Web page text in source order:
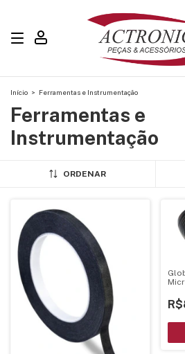
Início > Ferramentas e Instrumentação
Ferramentas e
Instrumentação
ORDENAR